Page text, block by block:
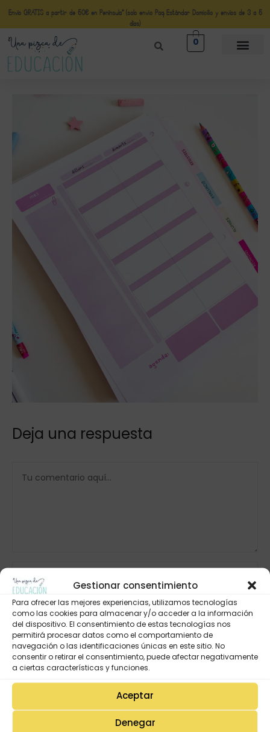
Gestionar consentimiento
Para ofrecer las mejores experiencias, utilizamos tecnologías
como las cookies para almacenar y/o acceder a la información
del dispositivo. El consentimiento de estas tecnologías nos
permitirá procesar datos como el comportamiento de
navegación o las identificaciones únicas en este sitio. No
consentir o retirar el consentimiento, puede afectar negativamente
a ciertas características y funciones.
Aceptar
Denegar
Envío GRATIS a partir de 50€ en Península* (solo envio Paq Estándar Domicilio y envíos de 3 a 5
días)
0
Deja una respuesta